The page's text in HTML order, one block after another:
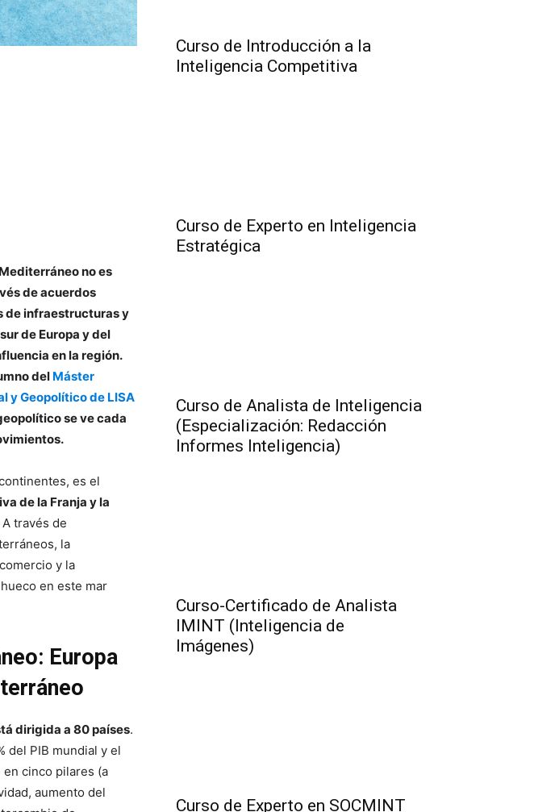
no es
de acuerdos
de infraestructuras y
de Europa y del
en la región.
del Máster
y Geopolítico de LISA
se ve cada
es el
de la Franja y la
A través de
la
y la
en este mar
Europa
dirigida a 80 países.
del PIB mundial y el
en cinco pilares (a
aumento del
Curso de Introducción a la
Inteligencia Competitiva
Curso de Experto en Inteligencia
Estratégica
Curso de Analista de Inteligencia
(Especialización: Redacción
Informes Inteligencia)
Curso-Certificado de Analista
IMINT (Inteligencia de
Imágenes)
Curso de Experto en SOCMINT